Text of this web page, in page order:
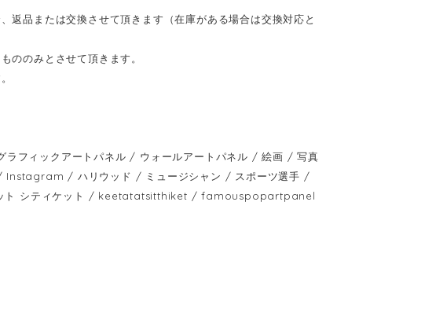
品または交換させて頂きます（在庫がある場合は交換対応と
のみとさせて頂きます。
フィックアートパネル / ウォールアートパネル / 絵画 / 写真
/ ハリウッド / ミュージシャン / スポーツ選手 /
ト シティケット / keetatatsitthiket / famouspopartpanel